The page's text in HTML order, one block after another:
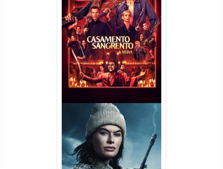
Casamento Sangrento: A
Viúva Torrent (2026) WEB-DL
720p/1080p/4K Dual Áudio